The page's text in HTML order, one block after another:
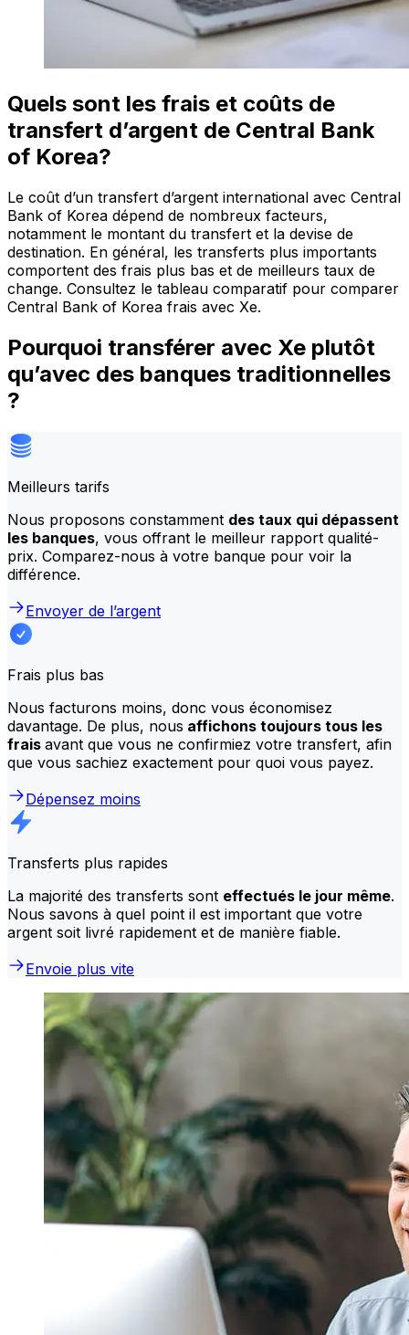
Quels sont les frais et coûts de
transfert d’argent de Central Bank
of Korea?
Le coût d’un transfert d’argent international avec Central
Bank of Korea dépend de nombreux facteurs,
notamment le montant du transfert et la devise de
destination. En général, les transferts plus importants
comportent des frais plus bas et de meilleurs taux de
change. Consultez le tableau comparatif pour comparer
Central Bank of Korea frais avec Xe.
Pourquoi transférer avec Xe plutôt
qu’avec des banques traditionnelles
?
Meilleurs tarifs
Nous proposons constamment des taux qui dépassent
les banques, vous offrant le meilleur rapport qualité-
prix. Comparez-nous à votre banque pour voir la
différence.
Envoyer de l’argent
Frais plus bas
Nous facturons moins, donc vous économisez
davantage. De plus, nous affichons toujours tous les
frais avant que vous ne confirmiez votre transfert, afin
que vous sachiez exactement pour quoi vous payez.
Dépensez moins
Transferts plus rapides
La majorité des transferts sont effectués le jour même.
Nous savons à quel point il est important que votre
argent soit livré rapidement et de manière fiable.
Envoie plus vite